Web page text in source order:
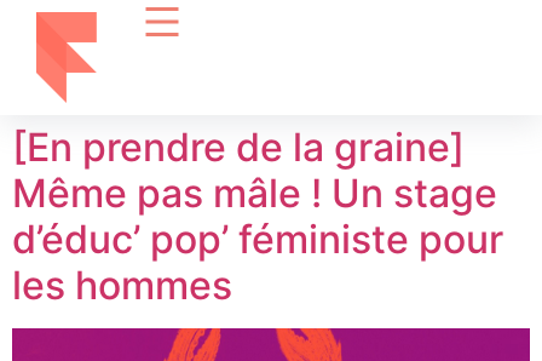
[En prendre de la graine]
Même pas mâle ! Un stage
d’éduc’ pop’ féministe pour
les hommes